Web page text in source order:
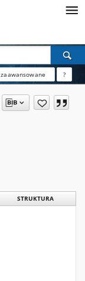
?
STRUKTURA